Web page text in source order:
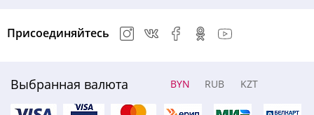
Выбранная валюта BYN RUB KZT
Присоединяйтесь